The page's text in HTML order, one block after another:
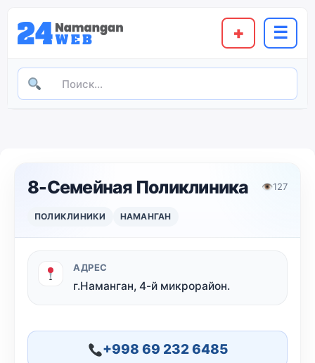
+ ☰
8-Семейная Поликлиника 👁127
ПОЛИКЛИНИКИ НАМАНГАН
АДРЕС
г.Наманган, 4-й микрорайон.
+998 69 232 6485